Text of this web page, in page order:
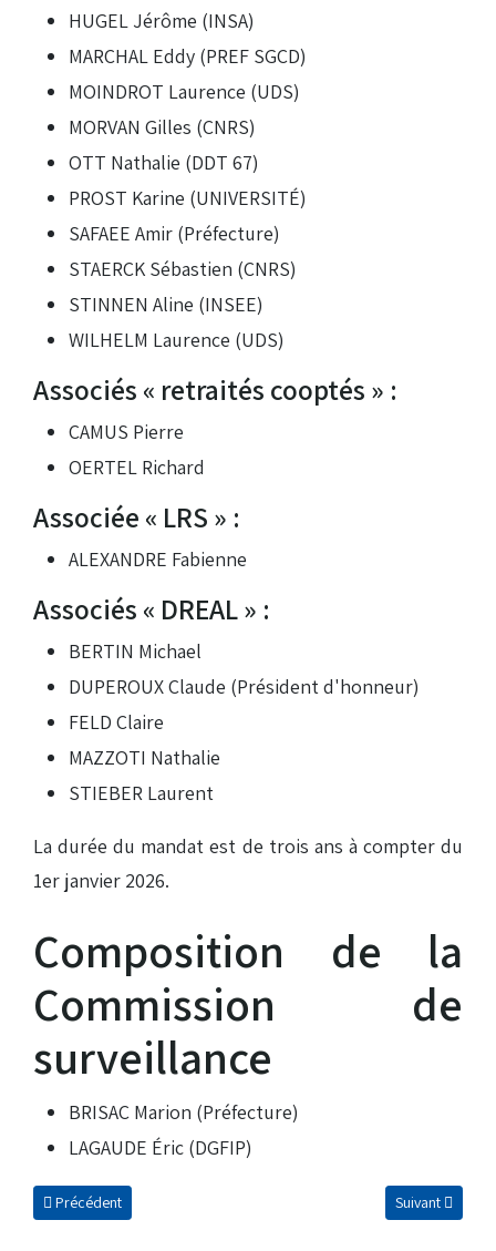
HUGEL Jérôme (INSA)
MARCHAL Eddy (PREF SGCD)
MOINDROT Laurence (UDS)
MORVAN Gilles (CNRS)
OTT Nathalie (DDT 67)
PROST Karine (UNIVERSITÉ)
SAFAEE Amir (Préfecture)
STAERCK Sébastien (CNRS)
STINNEN Aline (INSEE)
WILHELM Laurence (UDS)
Associés « retraités cooptés » :
CAMUS Pierre
OERTEL Richard
Associée « LRS » :
ALEXANDRE Fabienne
Associés « DREAL » :
BERTIN Michael
DUPEROUX Claude (Président d'honneur)
FELD Claire
MAZZOTI Nathalie
STIEBER Laurent
La durée du mandat est de trois ans à compter du
1er janvier 2026.
Composition de la
Commission de
surveillance
BRISAC Marion (Préfecture)
LAGAUDE Éric (DGFIP)
Article précédent : Nos valeurs
Précédent Article suivant
Suivant